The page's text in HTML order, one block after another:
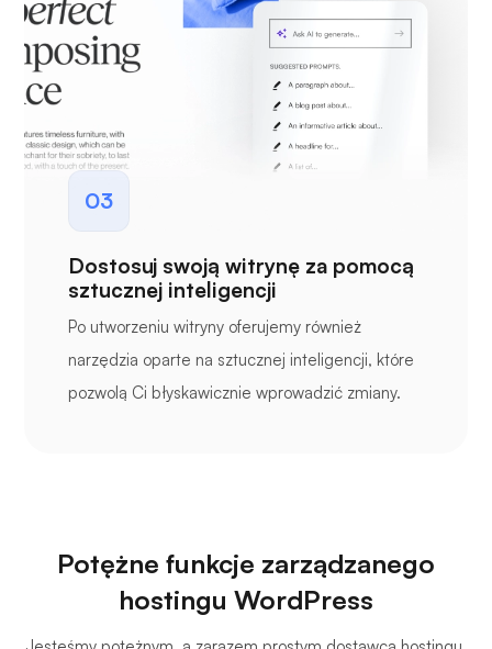
03
Dostosuj swoją witrynę za pomocą
sztucznej inteligencji
Po utworzeniu witryny oferujemy również
narzędzia oparte na sztucznej inteligencji, które
pozwolą Ci błyskawicznie wprowadzić zmiany.
Potężne funkcje zarządzanego
hostingu WordPress